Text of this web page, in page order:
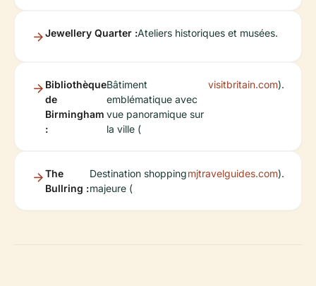
Jewellery Quarter :Ateliers historiques et musées.
Bibliothèque
de
Birmingham
:
Bâtiment
emblématique avec
vue panoramique sur
la ville (
visitbritain.com).
The
Bullring :
Destination shopping
majeure (
mjtravelguides.com).